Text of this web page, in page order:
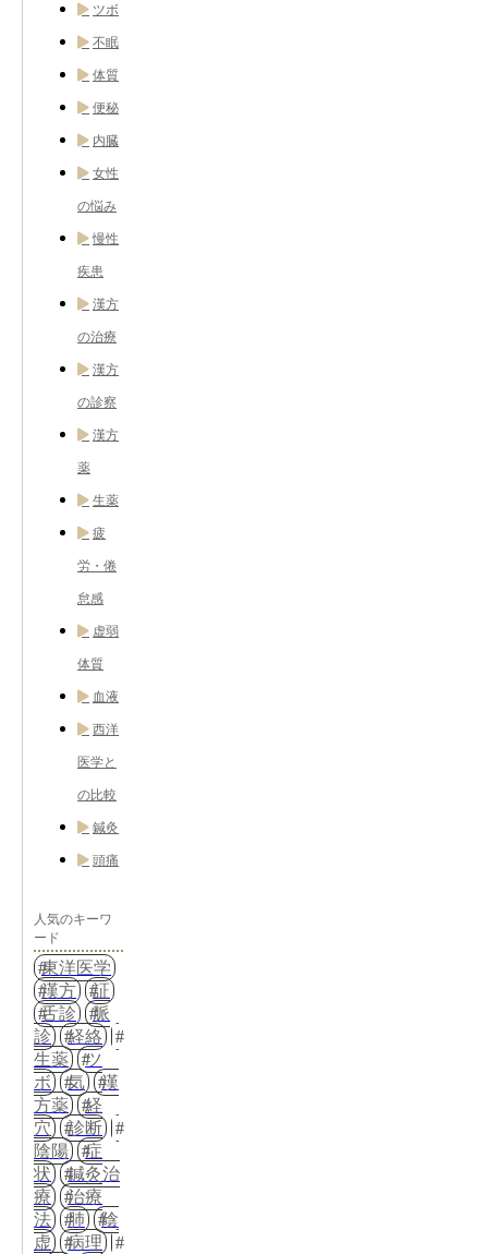
ツボ
不眠
体質
便秘
内臓
女性
の悩み
慢性
疾患
漢方
の治療
漢方
の診察
漢方
薬
生薬
疲
労・倦
怠感
虚弱
体質
血液
西洋
医学と
の比較
鍼灸
頭痛
人気のキーワ
ード
東洋医学
漢方
証
舌診
脈
診
経絡
生薬
ツ
ボ
気
漢
方薬
経
穴
診断
陰陽
症
状
鍼灸治
療
治療
法
肺
陰
虚
病理